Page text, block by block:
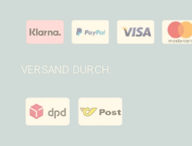
VERSAND DURCH: